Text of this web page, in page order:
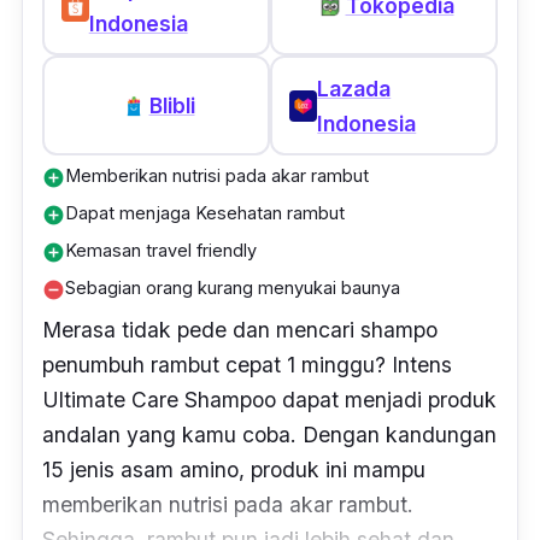
Indonesia
Tokopedia
Blibli
Lazada
Indonesia
add_circleMemberikan nutrisi pada akar rambut
add_circleDapat menjaga Kesehatan rambut
add_circleKemasan travel friendly
remove_circleSebagian orang kurang menyukai baunya
Merasa tidak pede dan mencari shampo
penumbuh rambut cepat 1 minggu? Intens
Ultimate Care Shampoo dapat menjadi produk
andalan yang kamu coba. Dengan kandungan
15 jenis asam amino, produk ini mampu
memberikan nutrisi pada akar rambut.